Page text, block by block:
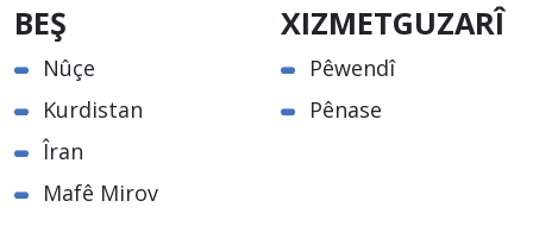
BEŞ
Nûçe
Kurdistan
Îran
Mafê Mirov
XIZMETGUZARÎ
Pêwendî
Pênase